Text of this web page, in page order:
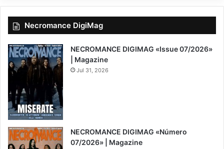
Necromance DigiMag
NECROMANCE DIGIMAG «Issue 07/2026»
| Magazine
Jul 31, 2026
NECROMANCE DIGIMAG «Número
07/2026» | Magazine